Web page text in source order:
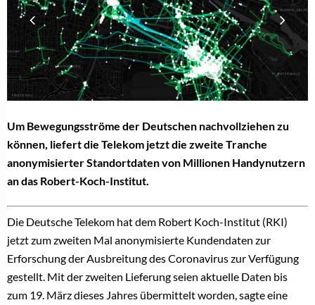
Um Bewegungsströme der Deutschen nachvollziehen zu
können, liefert die Telekom jetzt die zweite Tranche
anonymisierter Standortdaten von Millionen Handynutzern
an das Robert-Koch-Institut.
Die Deutsche Telekom hat dem Robert Koch-Institut (RKI)
jetzt zum zweiten Mal anonymisierte Kundendaten zur
Erforschung der Ausbreitung des Coronavirus zur Verfügung
gestellt. Mit der zweiten Lieferung seien aktuelle Daten bis
zum 19. März dieses Jahres übermittelt worden, sagte eine